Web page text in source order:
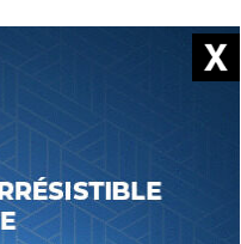
(ICOM),
Ils "ont la
l'injustice raciale
jusqu'à la diversité de